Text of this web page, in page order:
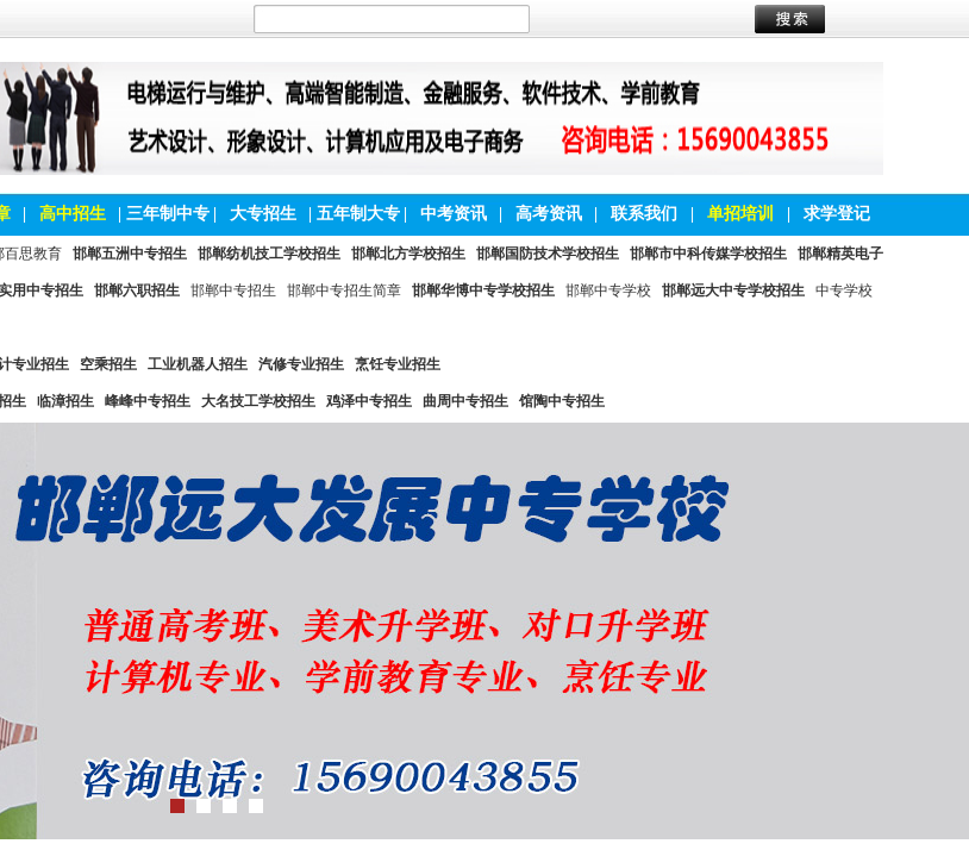
高中招生 三年制中专 大专招生 五年制大专 中考资讯 高考资讯 联系我们 单招培训 求学登记
百思教育 邯郸五洲中专招生 邯郸纺机技工学校招生 邯郸北方学校招生 邯郸国防技术学校招生 邯郸市中科传媒学校招生 邯郸精英电子
用中专招生 邯郸六职招生 邯郸中专招生 邯郸中专招生简章 邯郸华博中专学校招生 邯郸中专学校 邯郸远大中专学校招生 中专学校
专业招生 空乘招生 工业机器人招生 汽修专业招生 烹饪专业招生
生 临漳招生 峰峰中专招生 大名技工学校招生 鸡泽中专招生 曲周中专招生 馆陶中专招生